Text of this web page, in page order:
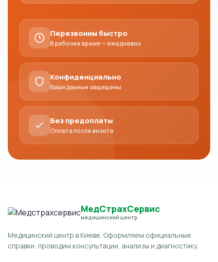
Перезвоним быстро
В рабочее время — ежедневно
Конфиденциально
Ваши данные защищены
Без предоплаты
Оплата после визита
МедСтрахСервис
медицинский центр
Медицинский центр в Киеве. Оформляем официальные
справки, проводим консультации, анализы и диагностику.